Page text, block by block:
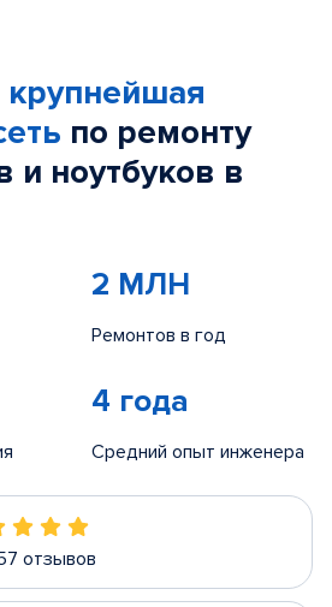
крупнейшая
по ремонту
и ноутбуков в
2 МЛН
Ремонтов в год
4 года
Средний опыт инженера
отзывов